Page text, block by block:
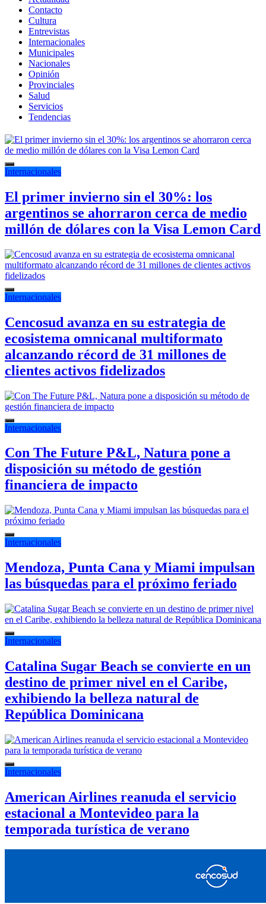
Contacto
Cultura
Entrevistas
Internacionales
Municipales
Nacionales
Opinión
Provinciales
Salud
Servicios
Tendencias
Internacionales
El primer invierno sin el 30%: los
argentinos se ahorraron cerca de medio
millón de dólares con la Visa Lemon Card
Internacionales
Cencosud avanza en su estrategia de
ecosistema omnicanal multiformato
alcanzando récord de 31 millones de
clientes activos fidelizados
Internacionales
Con The Future P&L, Natura pone a
disposición su método de gestión
financiera de impacto
Internacionales
Mendoza, Punta Cana y Miami impulsan
las búsquedas para el próximo feriado
Internacionales
Catalina Sugar Beach se convierte en un
destino de primer nivel en el Caribe,
exhibiendo la belleza natural de
República Dominicana
Internacionales
American Airlines reanuda el servicio
estacional a Montevideo para la
temporada turística de verano